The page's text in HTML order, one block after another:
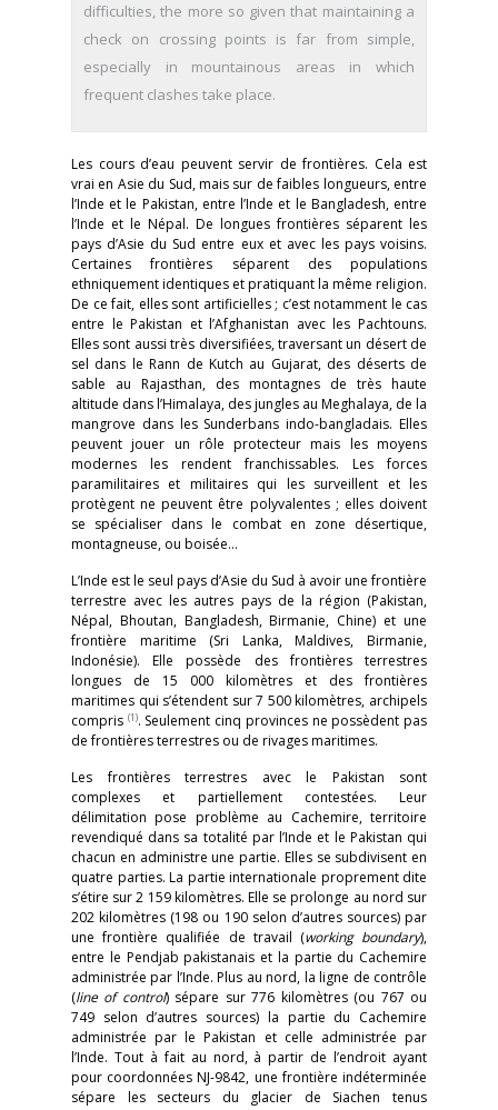
difficulties, the more so given that maintaining a
check on crossing points is far from simple,
especially in mountainous areas in which
frequent clashes take place.
Les cours d’eau peuvent servir de frontières. Cela est
vrai en Asie du Sud, mais sur de faibles longueurs, entre
l’Inde et le Pakistan, entre l’Inde et le Bangladesh, entre
l’Inde et le Népal. De longues frontières séparent les
pays d’Asie du Sud entre eux et avec les pays voisins.
Certaines frontières séparent des populations
ethniquement identiques et pratiquant la même religion.
De ce fait, elles sont artificielles ; c’est notamment le cas
entre le Pakistan et l’Afghanistan avec les Pachtouns.
Elles sont aussi très diversifiées, traversant un désert de
sel dans le Rann de Kutch au Gujarat, des déserts de
sable au Rajasthan, des montagnes de très haute
altitude dans l’Himalaya, des jungles au Meghalaya, de la
mangrove dans les Sunderbans indo-bangladais. Elles
peuvent jouer un rôle protecteur mais les moyens
modernes les rendent franchissables. Les forces
paramilitaires et militaires qui les surveillent et les
protègent ne peuvent être polyvalentes ; elles doivent
se spécialiser dans le combat en zone désertique,
montagneuse, ou boisée…
L’Inde est le seul pays d’Asie du Sud à avoir une frontière
terrestre avec les autres pays de la région (Pakistan,
Népal, Bhoutan, Bangladesh, Birmanie, Chine) et une
frontière maritime (Sri Lanka, Maldives, Birmanie,
Indonésie). Elle possède des frontières terrestres
longues de 15 000 kilomètres et des frontières
maritimes qui s’étendent sur 7 500 kilomètres, archipels
compris (1). Seulement cinq provinces ne possèdent pas
de frontières terrestres ou de rivages maritimes.
Les frontières terrestres avec le Pakistan sont
complexes et partiellement contestées. Leur
délimitation pose problème au Cachemire, territoire
revendiqué dans sa totalité par l’Inde et le Pakistan qui
chacun en administre une partie. Elles se subdivisent en
quatre parties. La partie internationale proprement dite
s’étire sur 2 159 kilomètres. Elle se prolonge au nord sur
202 kilomètres (198 ou 190 selon d’autres sources) par
une frontière qualifiée de travail (working boundary),
entre le Pendjab pakistanais et la partie du Cachemire
administrée par l’Inde. Plus au nord, la ligne de contrôle
(line of control) sépare sur 776 kilomètres (ou 767 ou
749 selon d’autres sources) la partie du Cachemire
administrée par le Pakistan et celle administrée par
l’Inde. Tout à fait au nord, à partir de l’endroit ayant
pour coordonnées NJ-9842, une frontière indéterminée
sépare les secteurs du glacier de Siachen tenus